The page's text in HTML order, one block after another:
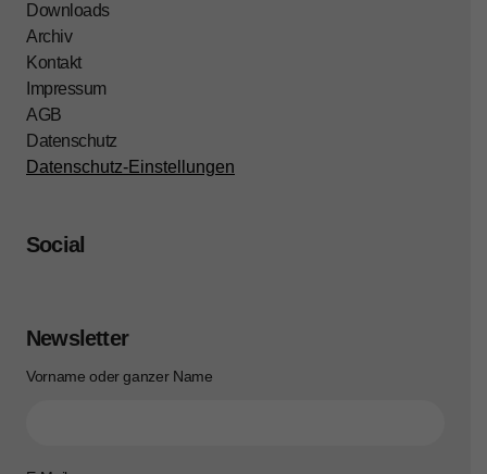
Downloads
Archiv
Kontakt
Impressum
AGB
Datenschutz
Datenschutz-Einstellungen
Social
Newsletter
Vorname oder ganzer Name